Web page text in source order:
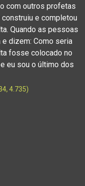
com outros profetas
e completou
Quando as pessoas
e dizem: Como seria
fosse colocado no
eu sou o último dos
4.735)